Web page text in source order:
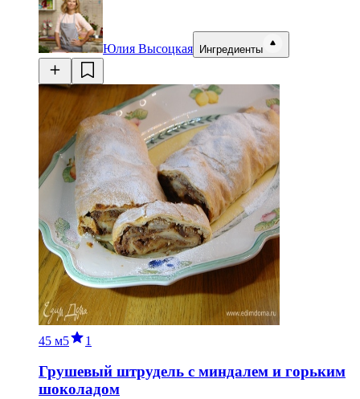
Юлия Высоцкая Ингредиенты
45 м5 1
Грушевый штрудель с миндалем и горьким
шоколадом